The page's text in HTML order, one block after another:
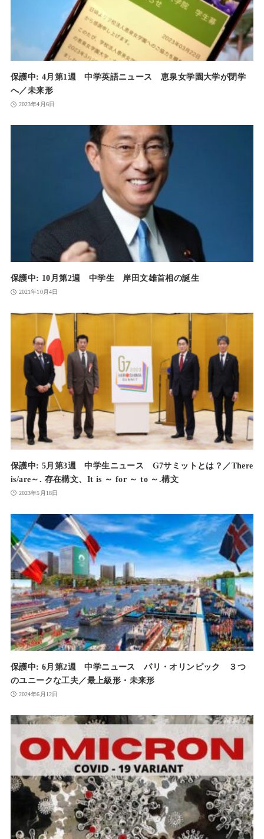
保護中: 4月第1週 中学英語ニュース 恵泉女学園大学が閉学
へ／未来形
2023年4月6日
保護中: 10月第2週 中学生 岸田文雄首相の誕生
2021年10月4日
保護中: 5月第3週 中学生ニュース G7サミットとは？／There
is/are～. 存在構文、It is ～ for ～ to ～.構文
2023年5月18日
保護中: 6月第2週 中学ニュース パリ・オリンピック ３つ
のユニークな工夫／最上級形・未来形
2024年6月12日